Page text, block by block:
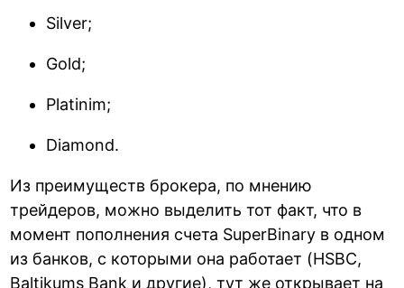
Silver;
Gold;
Platinim;
Diamond.
Из преимуществ брокера, по мнению
трейдеров, можно выделить тот факт, что в
момент пополнения счета SuperBinary в одном
из банков, с которыми она работает (HSBC,
Baltikums Bank и другие), тут же открывает на